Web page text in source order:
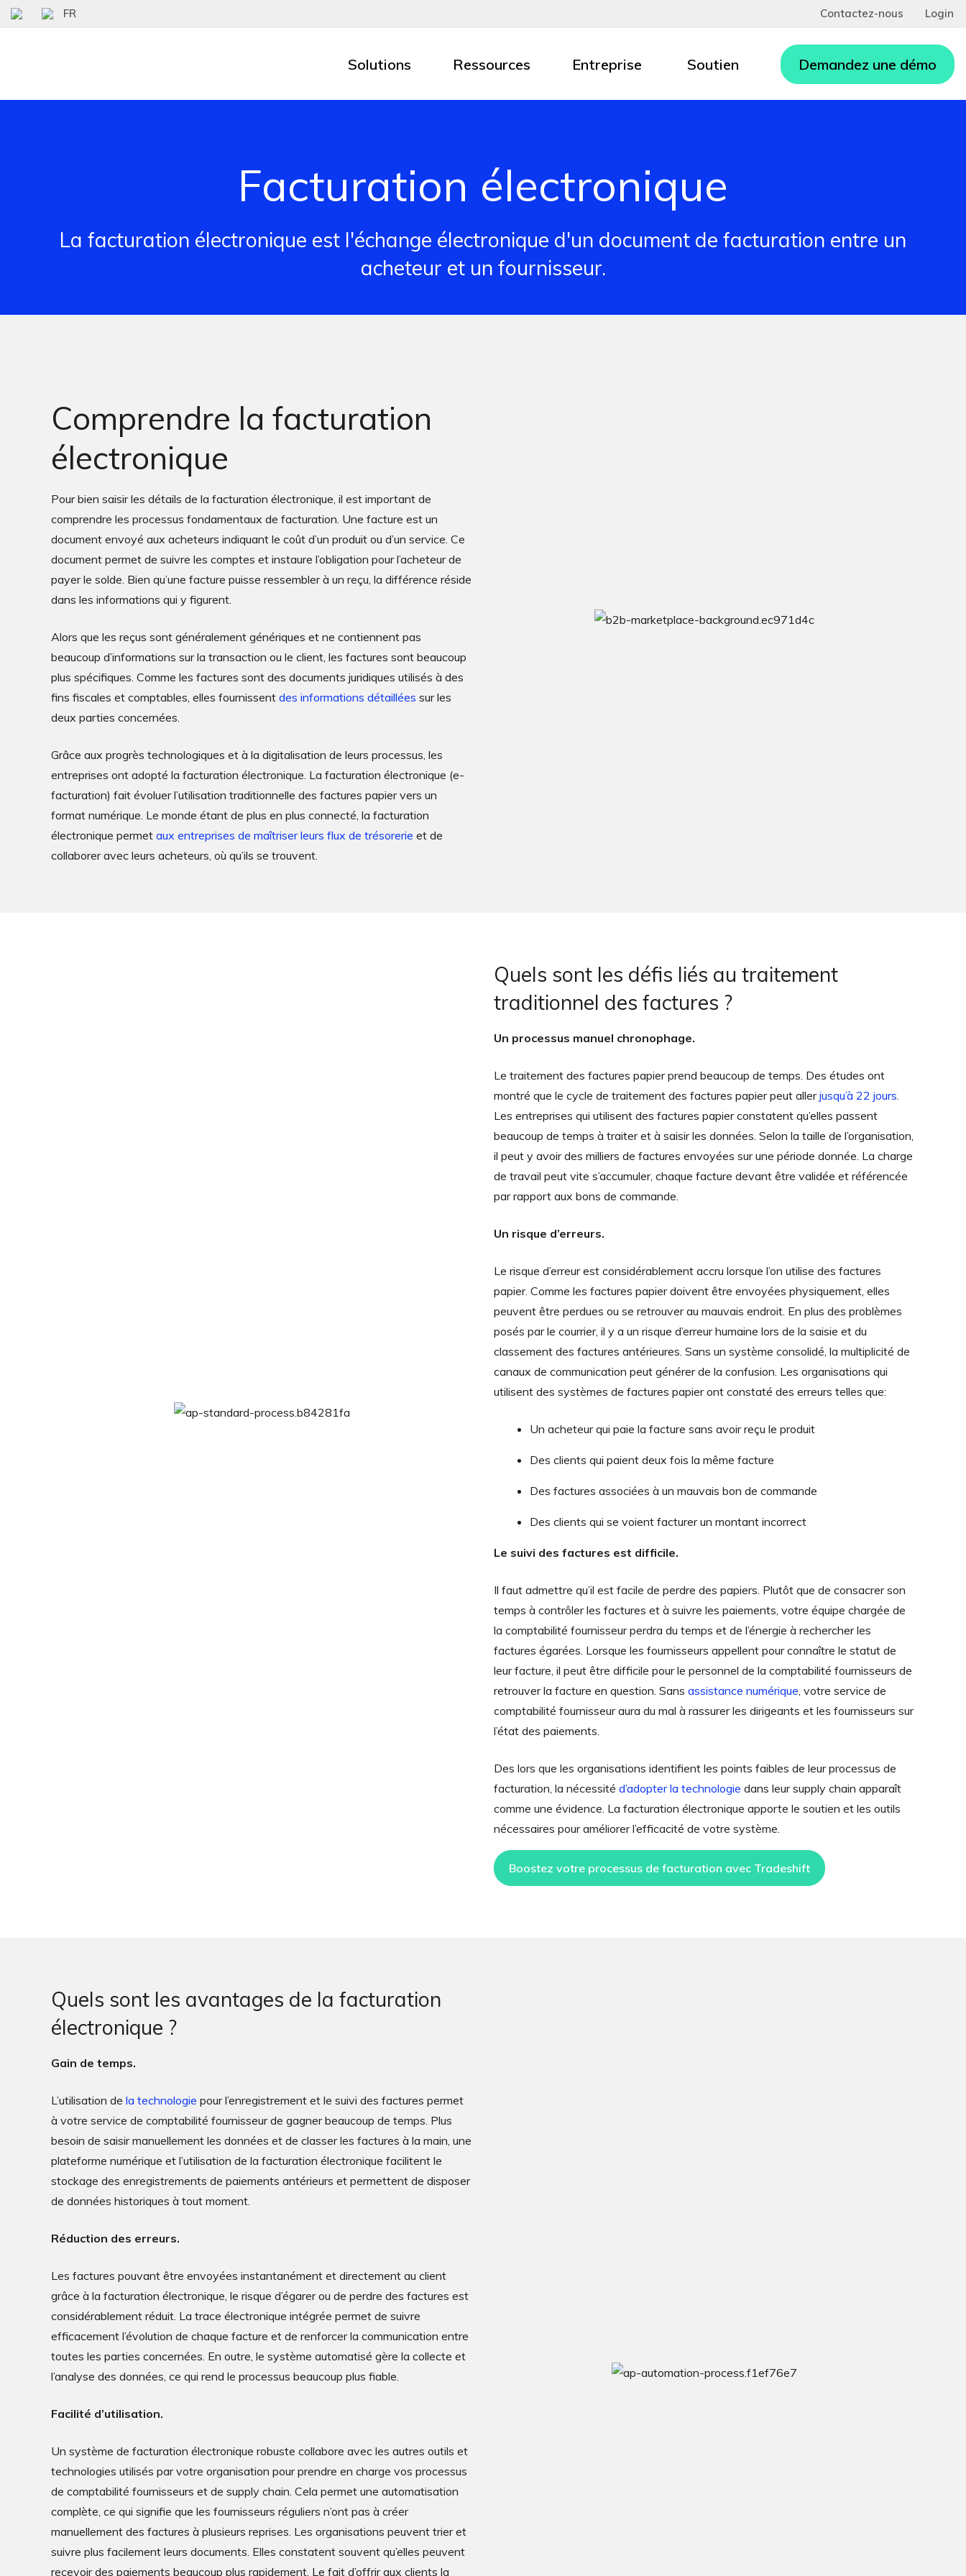
FR Contactez-nous Login
Solutions Ressources Entreprise Soutien Demandez une démo
Facturation électronique
La facturation électronique est l'échange électronique d'un document de facturation entre un
acheteur et un fournisseur.
Comprendre la facturation
électronique
Pour bien saisir les détails de la facturation électronique, il est important de
comprendre les processus fondamentaux de facturation. Une facture est un
document envoyé aux acheteurs indiquant le coût d’un produit ou d’un service. Ce
document permet de suivre les comptes et instaure l’obligation pour l’acheteur de
payer le solde. Bien qu’une facture puisse ressembler à un reçu, la différence réside
dans les informations qui y figurent.
Alors que les reçus sont généralement génériques et ne contiennent pas
beaucoup d’informations sur la transaction ou le client, les factures sont beaucoup
plus spécifiques. Comme les factures sont des documents juridiques utilisés à des
fins fiscales et comptables, elles fournissent des informations détaillées sur les
deux parties concernées.
Grâce aux progrès technologiques et à la digitalisation de leurs processus, les
entreprises ont adopté la facturation électronique. La facturation électronique (e-
facturation) fait évoluer l’utilisation traditionnelle des factures papier vers un
format numérique. Le monde étant de plus en plus connecté, la facturation
électronique permet aux entreprises de maîtriser leurs flux de trésorerie et de
collaborer avec leurs acheteurs, où qu’ils se trouvent.
Quels sont les défis liés au traitement
traditionnel des factures ?
Un processus manuel chronophage.
Le traitement des factures papier prend beaucoup de temps. Des études ont
montré que le cycle de traitement des factures papier peut allerjusqu’à 22 jours.
Les entreprises qui utilisent des factures papier constatent qu’elles passent
beaucoup de temps à traiter et à saisir les données. Selon la taille de l’organisation,
il peut y avoir des milliers de factures envoyées sur une période donnée. La charge
de travail peut vite s’accumuler, chaque facture devant être validée et référencée
par rapport aux bons de commande.
Un risque d’erreurs.
Le risque d’erreur est considérablement accru lorsque l’on utilise des factures
papier. Comme les factures papier doivent être envoyées physiquement, elles
peuvent être perdues ou se retrouver au mauvais endroit. En plus des problèmes
posés par le courrier, il y a un risque d’erreur humaine lors de la saisie et du
classement des factures antérieures. Sans un système consolidé, la multiplicité de
canaux de communication peut générer de la confusion. Les organisations qui
utilisent des systèmes de factures papier ont constaté des erreurs telles que:
Un acheteur qui paie la facture sans avoir reçu le produit
Des clients qui paient deux fois la même facture
Des factures associées à un mauvais bon de commande
Des clients qui se voient facturer un montant incorrect
Le suivi des factures est difficile.
Il faut admettre qu’il est facile de perdre des papiers. Plutôt que de consacrer son
temps à contrôler les factures et à suivre les paiements, votre équipe chargée de
la comptabilité fournisseur perdra du temps et de l’énergie à rechercher les
factures égarées. Lorsque les fournisseurs appellent pour connaître le statut de
leur facture, il peut être difficile pour le personnel de la comptabilité fournisseurs de
retrouver la facture en question. Sans assistance numérique, votre service de
comptabilité fournisseur aura du mal à rassurer les dirigeants et les fournisseurs sur
l’état des paiements.
Des lors que les organisations identifient les points faibles de leur processus de
facturation, la nécessité d’adopter la technologie dans leur supply chain apparaît
comme une évidence. La facturation électronique apporte le soutien et les outils
nécessaires pour améliorer l’efficacité de votre système.
Boostez votre processus de facturation avec Tradeshift
Quels sont les avantages de la facturation
électronique ?
Gain de temps.
L’utilisation de la technologie pour l’enregistrement et le suivi des factures permet
à votre service de comptabilité fournisseur de gagner beaucoup de temps. Plus
besoin de saisir manuellement les données et de classer les factures à la main, une
plateforme numérique et l’utilisation de la facturation électronique facilitent le
stockage des enregistrements de paiements antérieurs et permettent de disposer
de données historiques à tout moment.
Réduction des erreurs.
Les factures pouvant être envoyées instantanément et directement au client
grâce à la facturation électronique, le risque d’égarer ou de perdre des factures est
considérablement réduit. La trace électronique intégrée permet de suivre
efficacement l’évolution de chaque facture et de renforcer la communication entre
toutes les parties concernées. En outre, le système automatisé gère la collecte et
l’analyse des données, ce qui rend le processus beaucoup plus fiable.
Facilité d’utilisation.
Un système de facturation électronique robuste collabore avec les autres outils et
technologies utilisés par votre organisation pour prendre en charge vos processus
de comptabilité fournisseurs et de supply chain. Cela permet une automatisation
complète, ce qui signifie que les fournisseurs réguliers n’ont pas à créer
manuellement des factures à plusieurs reprises. Les organisations peuvent trier et
suivre plus facilement leurs documents. Elles constatent souvent qu’elles peuvent
recevoir des paiements beaucoup plus rapidement. Le fait d’offrir aux clients la